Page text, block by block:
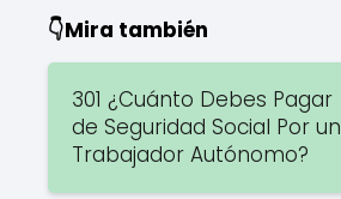
👇Mira también
301 ¿Cuánto Debes Pagar
de Seguridad Social Por un
Trabajador Autónomo?